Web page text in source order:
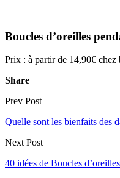
Boucles d’oreilles
Prix : à partir de 14,90€ chez
Share
Prev Post
Quelle sont les bienfaits des
Next Post
40 idées de Boucles